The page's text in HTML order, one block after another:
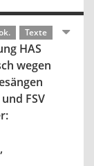
Texte
HAS
wegen
FSV